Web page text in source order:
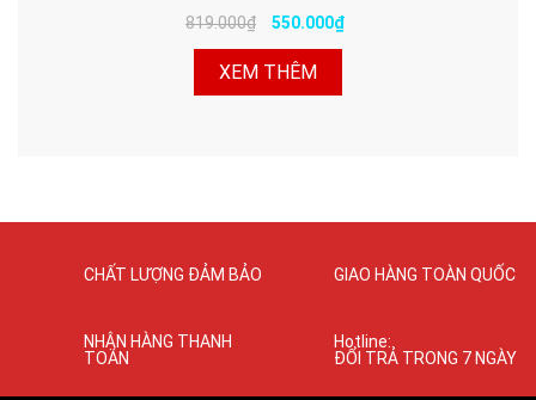
819.000₫ 550.000₫
XEM THÊM
CHẤT LƯỢNG ĐẢM BẢO GIAO HÀNG TOÀN QUỐC
NHẬN HÀNG THANH
TOÁN
Hotline:
ĐỔI TRẢ TRONG 7 NGÀY